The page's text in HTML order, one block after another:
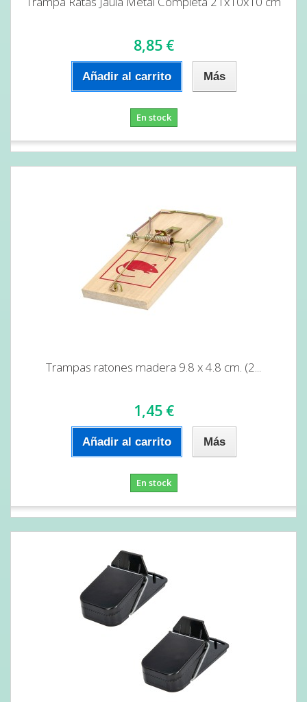
8,85 €
Añadir al carrito Más
En stock
Trampas ratones madera 9.8 x 4.8 cm. (2...
1,45 €
Añadir al carrito Más
En stock